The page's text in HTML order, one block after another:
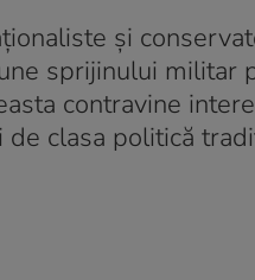
și
sprijinului militar
contravine
clasa politică